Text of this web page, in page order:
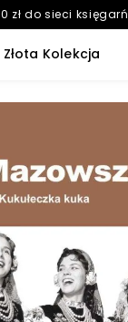
zł do sieci księgarń
Złota Kolekcja